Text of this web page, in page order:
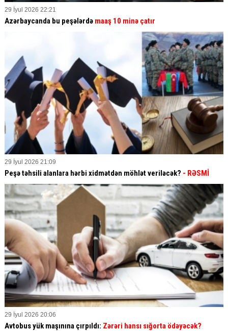
29 İyul 2026 22:21
Azərbaycanda bu peşələrdə maaş 10 minə çatır
29 İyul 2026 21:09
Peşə təhsili alanlara hərbi xidmətdən möhlət veriləcək? - RƏSMİ
29 İyul 2026 20:06
Avtobus yük maşınına çırpıldı: Zərəri hansı sığorta ödəyəcək?